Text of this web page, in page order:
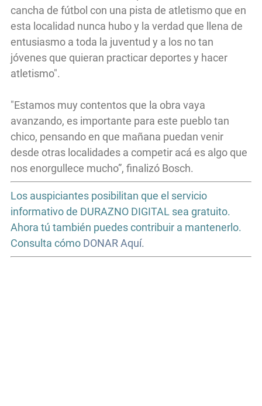
cancha de fútbol con una pista de atletismo que en
esta localidad nunca hubo y la verdad que llena de
entusiasmo a toda la juventud y a los no tan
jóvenes que quieran practicar deportes y hacer
atletismo".
"Estamos muy contentos que la obra vaya
avanzando, es importante para este pueblo tan
chico, pensando en que mañana puedan venir
desde otras localidades a competir acá es algo que
nos enorgullece mucho”, finalizó Bosch.
Los auspiciantes posibilitan que el servicio
informativo de DURAZNO DIGITAL sea gratuito.
Ahora tú también puedes contribuir a mantenerlo.
Consulta cómo DONAR Aquí.